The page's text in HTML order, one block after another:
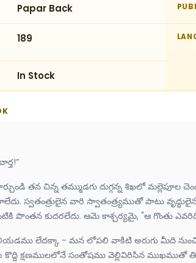
Papar Back
189
In Stock
తన చిన్న తమ్ముడగు దుగ్గన్న శిఖలో మల్లెపూల
రాలేదు. స్వతంత్రులైన వారి స్వాతంత్ర్యముతో పాటు
పొంతన కుదరలేదు. ఆమె కాశ్చర్యమై, "ఆ గొంతు
లేదక్కా - మన లోపలి వాకిటి అరుగు మీది నుంచి
క్షణములలోనే సంతోషము వెల్లివిరిసిన ముఖముతో